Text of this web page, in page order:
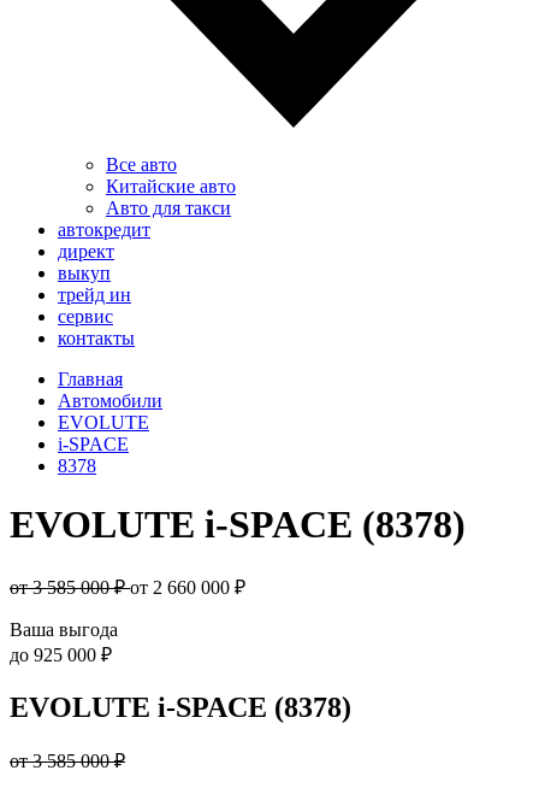
Все авто
Китайские авто
Авто для такси
автокредит
директ
выкуп
трейд ин
сервис
контакты
Главная
Автомобили
EVOLUTE
i-SPACE
8378
EVOLUTE i-SPACE (8378)
от 3 585 000 ₽от 2 660 000 ₽
Ваша выгода
до 925 000 ₽
EVOLUTE i-SPACE (8378)
от 3 585 000 ₽